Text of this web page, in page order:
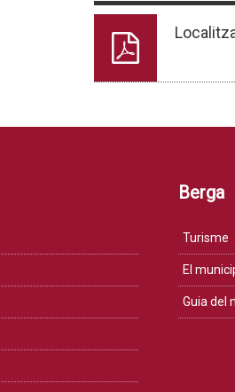
Berga
Turisme
El
Guia del